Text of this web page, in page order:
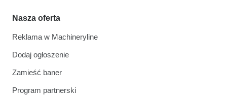
Nasza oferta
Reklama w Machineryline
Dodaj ogłoszenie
Zamieść baner
Program partnerski